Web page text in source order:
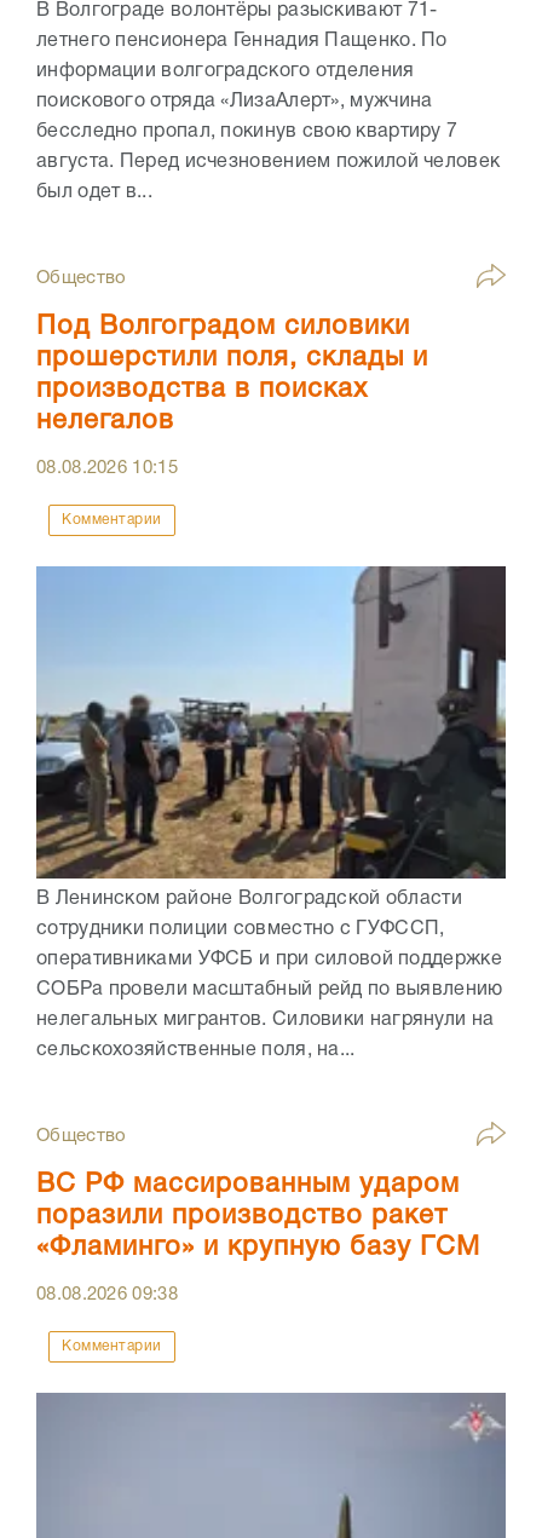
В Волгограде волонтёры разыскивают 71-
летнего пенсионера Геннадия Пащенко. По
информации волгоградского отделения
поискового отряда «ЛизаАлерт», мужчина
бесследно пропал, покинув свою квартиру 7
августа. Перед исчезновением пожилой человек
был одет в...
Общество
Под Волгоградом силовики
прошерстили поля, склады и
производства в поисках
нелегалов
08.08.2026 10:15
Комментарии
В Ленинском районе Волгоградской области
сотрудники полиции совместно с ГУФССП,
оперативниками УФСБ и при силовой поддержке
СОБРа провели масштабный рейд по выявлению
нелегальных мигрантов. Силовики нагрянули на
сельскохозяйственные поля, на...
Общество
ВС РФ массированным ударом
поразили производство ракет
«Фламинго» и крупную базу ГСМ
08.08.202609:38
Комментарии